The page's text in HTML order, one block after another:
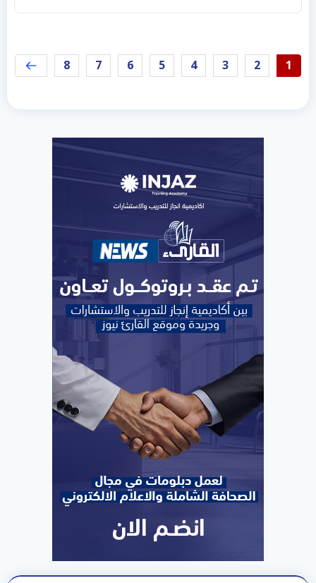
1
2
3
4
5
6
7
8